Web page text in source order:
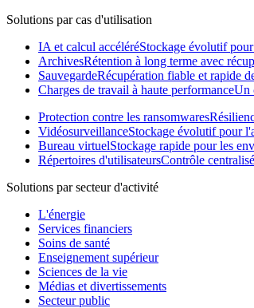
Solutions par cas d'utilisation
IA et calcul accéléréStockage évolutif
ArchivesRétention à long terme avec
SauvegardeRécupération fiable et rapide
Charges de travail à haute performanceUn
Protection contre les ransomwares
VidéosurveillanceStockage évolutif pour
Bureau virtuelStockage rapide pour les
Répertoires d'utilisateursContrôle
Solutions par secteur d'activité
L'énergie
Services financiers
Soins de santé
Enseignement supérieur
Sciences de la vie
Médias et divertissements
Secteur public